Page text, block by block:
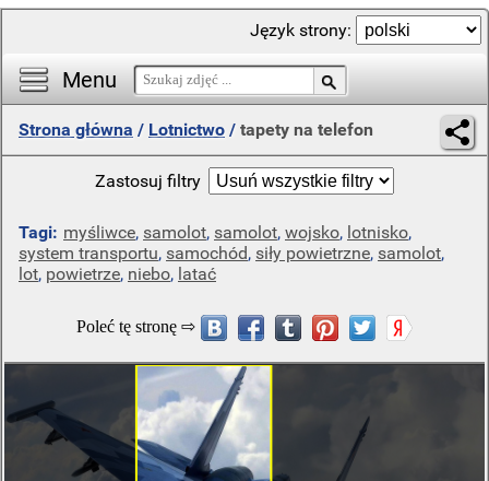
Menu
Język strony:
Strona główna / Lotnictwo / tapety na telefon
Zastosuj filtry
Tagi: myśliwce, samolot, samolot, wojsko, lotnisko,
system transportu, samochód, siły powietrzne, samolot,
lot, powietrze, niebo, latać